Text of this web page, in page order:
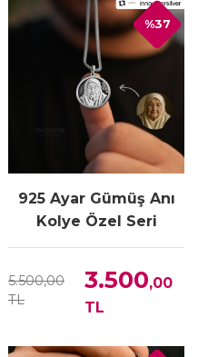
925 Ayar Gümüş Anı
Kolye Özel Seri
5.500,00
TL
3.500,00
TL
%37